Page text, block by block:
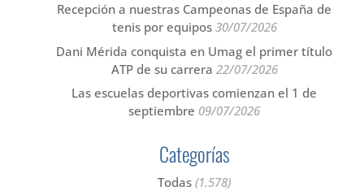
Recepción a nuestras Campeonas de España de
tenis por equipos 30/07/2026
Dani Mérida conquista en Umag el primer título
ATP de su carrera 22/07/2026
Las escuelas deportivas comienzan el 1 de
septiembre 09/07/2026
Categorías
Todas (1.578)